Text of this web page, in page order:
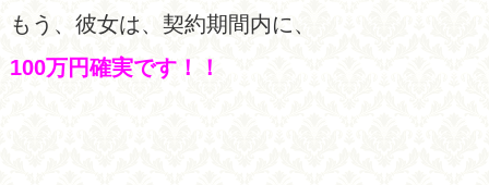
もう、彼女は、契約期間内に、
100万円確実です！！